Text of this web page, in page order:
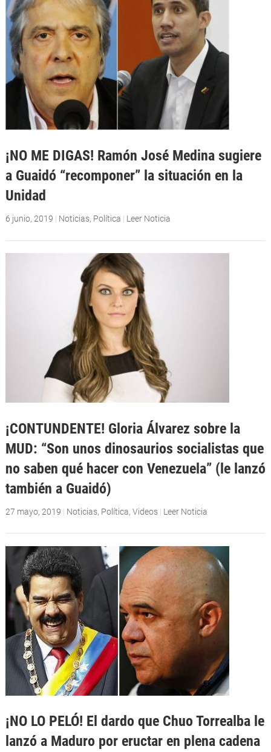
¡NO ME DIGAS! Ramón José Medina sugiere
a Guaidó “recomponer” la situación en la
Unidad
6 junio, 2019 | Noticias, Política | Leer Noticia
¡CONTUNDENTE! Gloria Álvarez sobre la
MUD: “Son unos dinosaurios socialistas que
no saben qué hacer con Venezuela” (le lanzó
también a Guaidó)
27 mayo, 2019 | Noticias, Política, Videos | Leer Noticia
¡NO LO PELÓ! El dardo que Chuo Torrealba le
lanzó a Maduro por eructar en plena cadena